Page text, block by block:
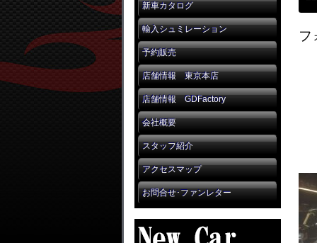
新車カタログ
輸入シュミレーション
予約販売
店舗情報 東京本店
店舗情報 GDFactory
会社概要
スタッフ紹介
アクセスマップ
お問合せ･ファンレター
フ